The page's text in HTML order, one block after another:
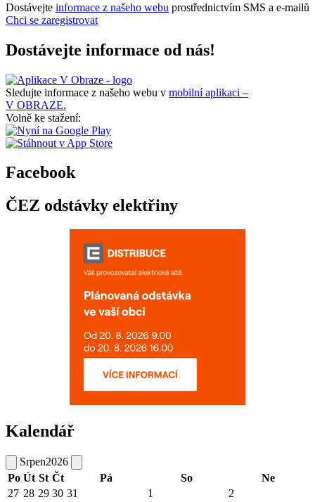
Dostávejte informace z našeho webu prostřednictvím SMS a e-mailů
Chci se zaregistrovat
Dostávejte informace od nás!
Sledujte informace z našeho webu v mobilní aplikaci –
V OBRAZE.
Volně ke stažení:
Facebook
ČEZ odstávky elektřiny
Kalendář
Srpen2026
Po Út St Čt Pá So
Ne
27 28 29 30 31 1 2